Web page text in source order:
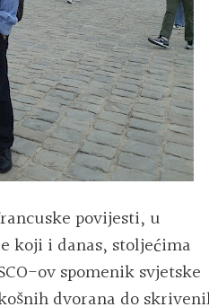
povijesti, u
i danas, stoljećima
ov spomenik svjetske
dvorana do